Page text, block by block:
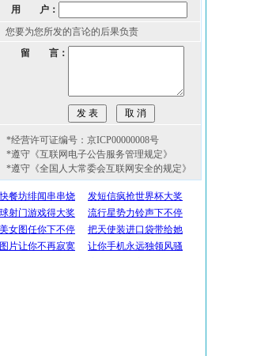
用 户：
您要为您所发的言论的后果负责
留 言：
*经营许可证编号：京ICP00000008号
*遵守《互联网电子公告服务管理规定》
*遵守《全国人大常委会互联网安全的规定》